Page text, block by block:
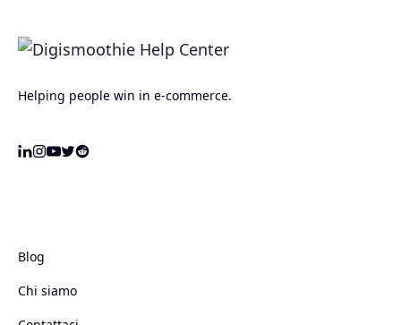
Helping people win in e-commerce.
Blog
Chi siamo